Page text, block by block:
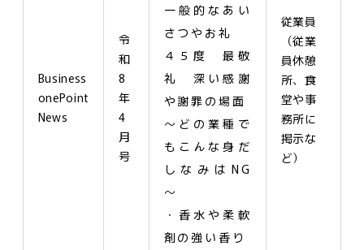
Business
onePoint
News
令
和
8
年
4
月
号
一般的なあい
さつやお礼
４５度 最敬
礼 深い感謝
や謝罪の場面
～どの業種で
もこんな身だ
しなみはNG
～
・香水や柔軟
剤の強い香り
従業員
（従業
員休憩
所、食
堂や事
務所に
掲示な
ど）